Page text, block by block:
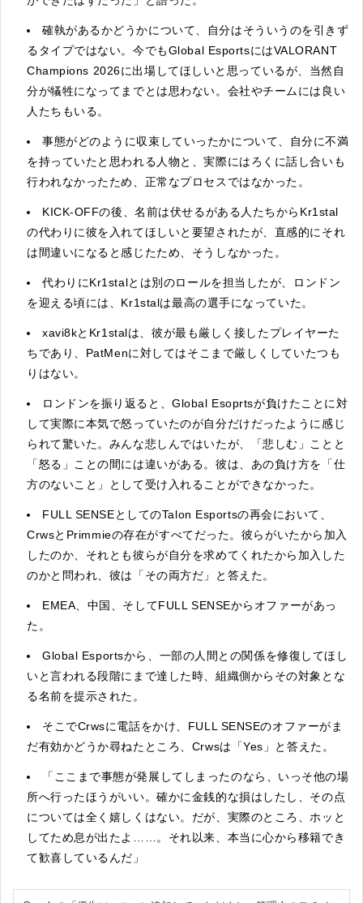
確執があるかどうかについて、自分はそういうのを引きず
るタイプではない。今でもGlobal EsportsにはVALORANT
Champions 2026に出場してほしいと思っているが、当然自
分が犠牲になってまでとは思わない。会社やチームには良い
人たちもいる。
事態がどのように収束していったかについて、自分に不満
を持っていたと思われる人物と、実際にはろくに話し合いも
行われなかったため、正常なプロセスではなかった。
KICK-OFFの後、名前は伏せるがある人たちからKr1stal
の代わりに彼を入れてほしいと要望されたが、直感的にそれ
は間違いになると感じたため、そうしなかった。
代わりにKr1stalとは別のロールを担当したが、ロンドン
を迎える頃には、Kr1stalは最高の選手になっていた。
xavi8kとKr1stalは、彼が最も厳しく接したプレイヤーた
ちであり、PatMenに対してはそこまで厳しくしていたつも
りはない。
ロンドンを振り返ると、Global Esoprtsが負けたことに対
して実際に本気で怒っていたのが自分だけだったように感じ
られて驚いた。みんな悲しんではいたが、「悲しむ」ことと
「怒る」ことの間には違いがある。彼は、あの負け方を「仕
方のないこと」として受け入れることができなかった。
FULL SENSEとしてのTalon Esportsの再会において、
CrwsとPrimmieの存在がすべてだった。彼らがいたから加入
したのか、それとも彼らが自分を求めてくれたから加入した
のかと問われ、彼は「その両方だ」と答えた。
EMEA、中国、そしてFULL SENSEからオファーがあっ
た。
Global Esportsから、一部の人間との関係を修復してほし
いと言われる段階にまで達した時、組織側からその対象とな
る名前を提示された。
そこでCrwsに電話をかけ、FULL SENSEのオファーがま
だ有効かどうか尋ねたところ、Crwsは「Yes」と答えた。
「ここまで事態が発展してしまったのなら、いっそ他の場
所へ行ったほうがいい。確かに金銭的な損はしたし、その点
については全く嬉しくはない。だが、実際のところ、ホッと
してため息が出たよ……。それ以来、本当に心から移籍でき
て歓喜しているんだ」